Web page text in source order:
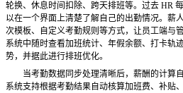
轮换、休息时间扣除、跨天排班等。过去 HR
以在一个界面上清楚了解自己的出勤情况。薪
次模板、自定义考勤规则等方式，让员工端与
系统中随时查看加班统计、年假余额、打卡轨
势，并据此进行排班优化。
当考勤数据同步处理清晰后，薪酬的计算
系统支持根据考勤结果自动核算加班费、补贴